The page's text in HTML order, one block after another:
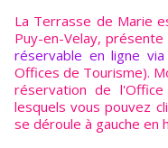
La Terrasse de Marie
Puy-en-Velay,
réservable en ligne
Offices de Tourisme).
réservation de
lesquels vous pouvez
se déroule à gauche en